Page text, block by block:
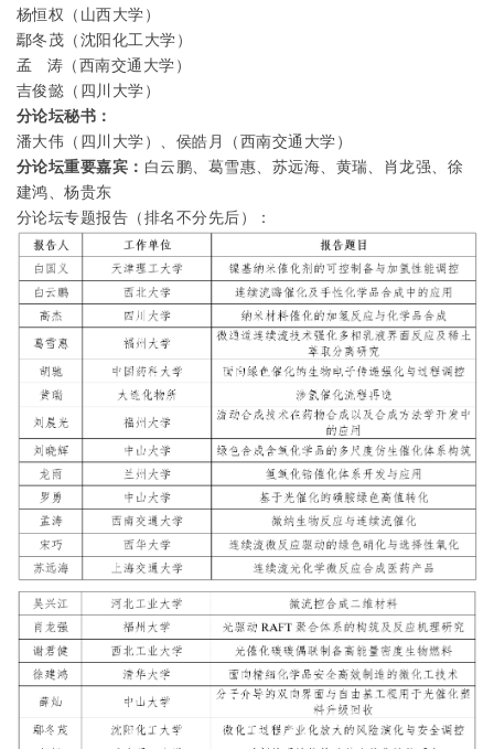
杨恒权（山西大学）
鄢冬茂（沈阳化工大学）
孟
涛（西南交通大学）
吉俊懿（四川大学）
分论坛秘书：
潘大伟（四川大学）、侯皓月（西南交通大学）
分论坛重要嘉宾： 白云鹏、葛雪惠、苏远海、黄瑞、肖龙强、徐
建鸿、杨贵东
分论坛专题报告（排名不分先后）：